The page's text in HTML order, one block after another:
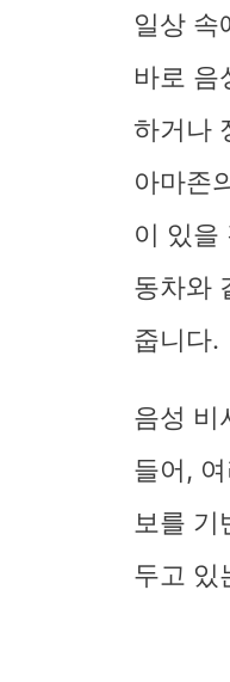
일상 속
바로 음
하거나
아마존
이 있을
동차와
줍니다.
음성 비
들어,
보를
두고 있